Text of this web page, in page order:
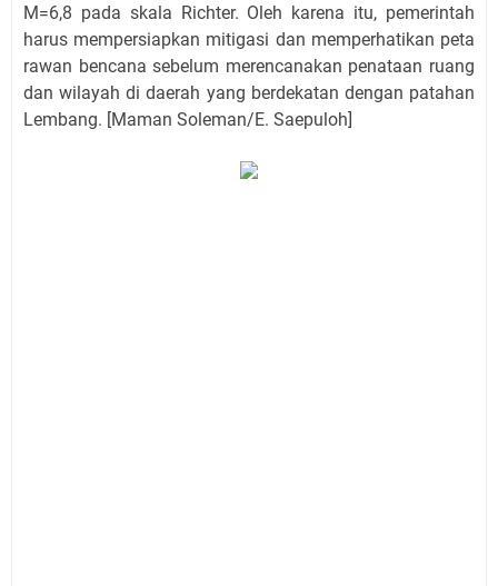
M=6,8 pada skala Richter. Oleh karena itu, pemerintah
harus mempersiapkan mitigasi dan memperhatikan peta
rawan bencana sebelum merencanakan penataan ruang
dan wilayah di daerah yang berdekatan dengan patahan
Lembang. [Maman Soleman/E. Saepuloh]